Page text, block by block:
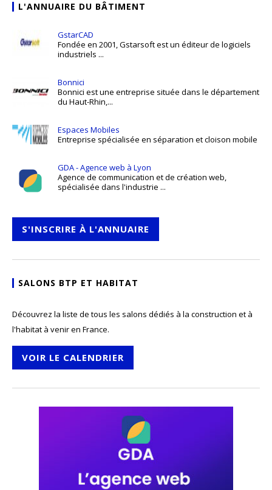
L'ANNUAIRE DU BÂTIMENT
GstarCAD
Fondée en 2001, Gstarsoft est un éditeur de logiciels
industriels ...
Bonnici
Bonnici est une entreprise située dans le département
du Haut-Rhin,...
Espaces Mobiles
Entreprise spécialisée en séparation et cloison mobile
GDA - Agence web à Lyon
Agence de communication et de création web,
spécialisée dans l'industrie ...
S'INSCRIRE À L'ANNUAIRE
SALONS BTP ET HABITAT
Découvrez la liste de tous les salons dédiés à la construction et à
l'habitat à venir en France.
VOIR LE CALENDRIER